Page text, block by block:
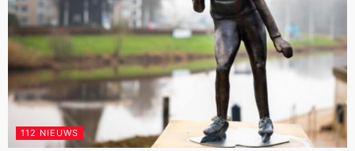
112 NIEUWS